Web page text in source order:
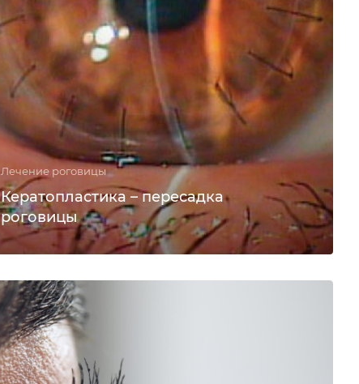
Лечение роговицы
Кератопластика – пересадка
роговицы